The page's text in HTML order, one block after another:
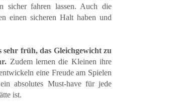
sicher fahren lassen. Auch die
einen sicheren Halt haben und
früh, das Gleichgewicht zu
Zudem lernen die Kleinen ihre
eine Freude am Spielen
absolutes Must-have für jede
ist.